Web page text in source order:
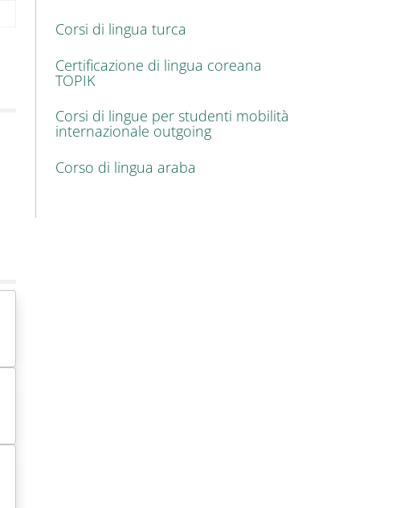
Corsi di lingua turca
Certificazione di lingua coreana
TOPIK
Corsi di lingue per studenti mobilità
internazionale outgoing
Corso di lingua araba